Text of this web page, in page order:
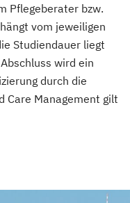
Pflegeberater bzw.
vom jeweiligen
Studiendauer liegt
wird ein
durch die
Care Management gilt